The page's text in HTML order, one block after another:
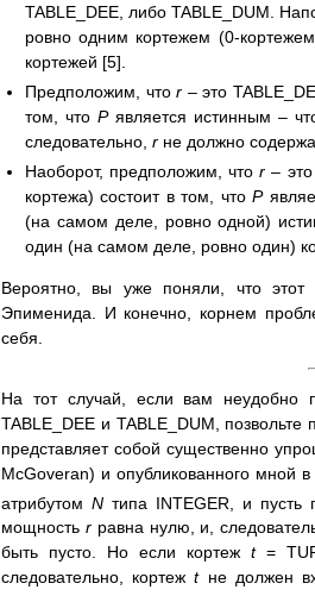
TABLE_DEE, либо TABLE_DUM.
ровно одним кортежем (0-
кортежей [5].
Предположим, что r – это
том, что Pявляется истинным –
следовательно, r не должно
Наоборот, предположим, чтоr –
кортежа) состоит в том, чтоP
(на самом деле, ровно одной)
один (на самом деле, ровно один)
Вероятно, вы уже поняли, что этот
Эпименида. И конечно, корнем
себя.
На тот случай, если вам неудобно
TABLE_DEE и TABLE_DUM,
представляет собой существенно
McGoveran) и опубликованного мной
атрибутом N типа INTEGER, и пусть
мощность rравна нулю, и,
быть пусто. Но если кортежt=
следовательно, кортежtне должен